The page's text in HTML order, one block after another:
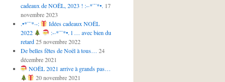
cadeaux de NOËL, 2023 ! :-·*¨¨*•. 17
novembre 2023
.•*¨¨*·-:
Idées cadeaux NOËL
2022
:-·*¨¨*•. l … avec bien du
retard 25 novembre 2022
De belles fêtes de Noël à tous… 24
décembre 2021
NOËL 2021 arrive à grands pas…
20 novembre 2021